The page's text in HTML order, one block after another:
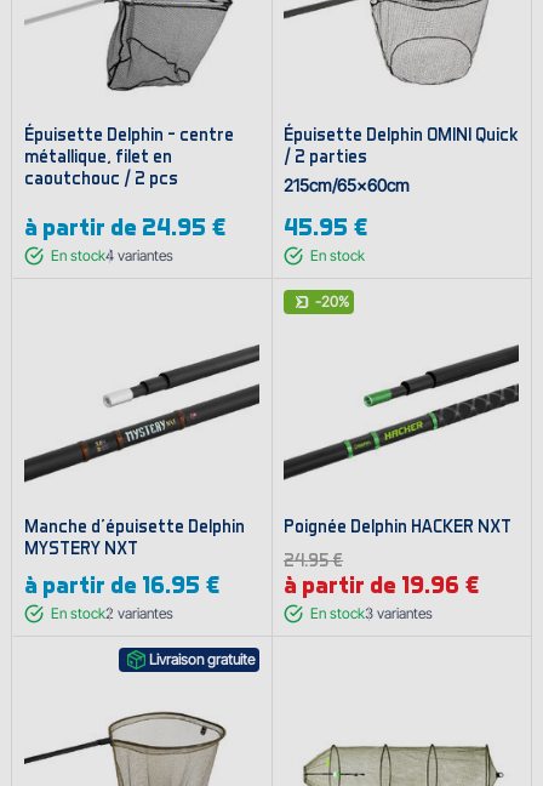
Épuisette Delphin - centre
métallique, filet en
caoutchouc / 2 pcs
à partir de 24.95 €
En stock4 variantes
Épuisette Delphin OMINI Quick
/ 2 parties
215cm/65x60cm
45.95 €
En stock
Manche d'épuisette Delphin
MYSTERY NXT
à partir de 16.95 €
En stock2 variantes
-20%
Poignée Delphin HACKER NXT
24.95 €
à partir de 19.96 €
En stock3 variantes
Livraison gratuite